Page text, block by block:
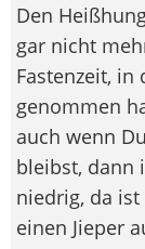
Den
gar nicht
Fastenzeit, in
genommen
auch wenn
bleibst, dann
niedrig, da
einen Jieper